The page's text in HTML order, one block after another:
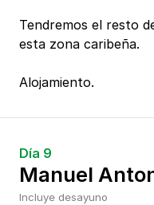
Tendremos el resto
esta zona caribeña.
Alojamiento.
Día 9
Manuel
Incluye desayuno